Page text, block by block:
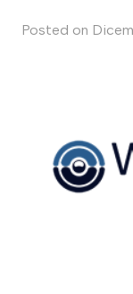
Posted on